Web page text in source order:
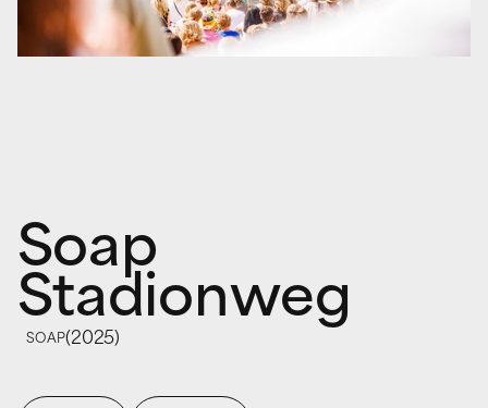
Soap
Stadionweg
SOAP(2025)